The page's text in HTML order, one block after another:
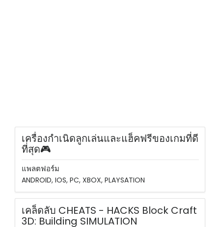
เครื่องกำเนิดลูกเล่นและแฮ็คฟรีของเกมที่ดี
ที่สุด🎮
แพลตฟอร์ม
ANDROID, IOS, PC, XBOX, PLAYSATION
เคล็ดลับ CHEATS - HACKS Block Craft
3D: Building SIMULATION